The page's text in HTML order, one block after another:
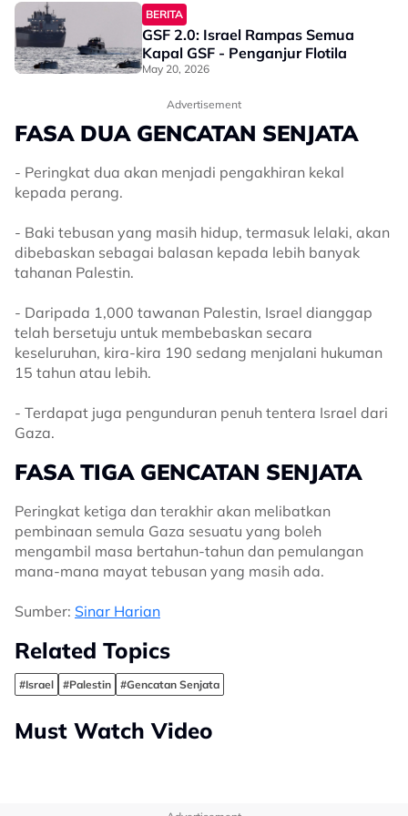
BERITA
GSF 2.0: Israel Rampas Semua
Kapal GSF - Penganjur Flotila
May 20, 2026
Advertisement
FASA DUA GENCATAN SENJATA
- Peringkat dua akan menjadi pengakhiran kekal
kepada perang.
- Baki tebusan yang masih hidup, termasuk lelaki, akan
dibebaskan sebagai balasan kepada lebih banyak
tahanan Palestin.
- Daripada 1,000 tawanan Palestin, Israel dianggap
telah bersetuju untuk membebaskan secara
keseluruhan, kira-kira 190 sedang menjalani hukuman
15 tahun atau lebih.
- Terdapat juga pengunduran penuh tentera Israel dari
Gaza.
FASA TIGA GENCATAN SENJATA
Peringkat ketiga dan terakhir akan melibatkan
pembinaan semula Gaza sesuatu yang boleh
mengambil masa bertahun-tahun dan pemulangan
mana-mana mayat tebusan yang masih ada.
Sumber: Sinar Harian
Related Topics
#Israel #Palestin #Gencatan Senjata
Must Watch Video